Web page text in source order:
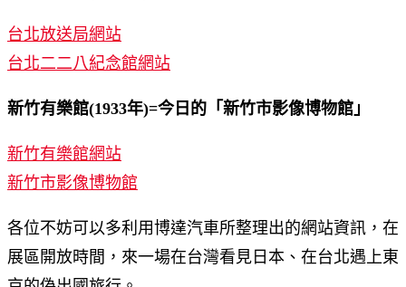
台北放送局網站
台北二二八紀念館網站
新竹有樂館(1933年)=今日的「新竹市影像博物館」
新竹有樂館網站
新竹市影像博物館
各位不妨可以多利用博達汽車所整理出的網站資訊，在
展區開放時間，來一場在台灣看見日本、在台北遇上東